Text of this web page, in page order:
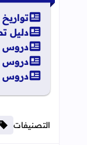
تواريخ
دليل
دروس
دروس
دروس
التصنيفات